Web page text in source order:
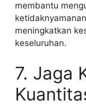
membantu
meningkatkan
keseluruhan.
7. Jaga